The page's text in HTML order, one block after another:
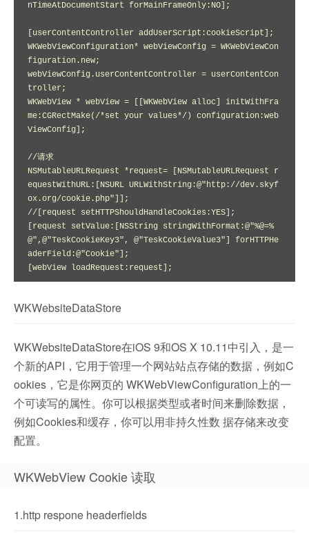
nTimeAtDocumentStart forMainFrameOnly:NO];
[userContentController addUserScript:cookieScript];
WKWebViewConfiguration* webViewConfig = WKWebViewCon
figuration.new;
webViewConfig.userContentController = userContentCon
troller;
WKWebView * webView = [[WKWebView alloc] initWithFra
me:CGRectMake(/*set your values*/) configuration:web
ViewConfig];
//请求
NSMutableURLRequest *request= [NSMutableURLRequest r
equestWithURL:[NSURL URLWithString:@"http://dev.skyf
ox.org/cookie.php"]];
//[request setHTTPShouldHandleCookies:YES];
[request setValue:[NSString stringWithFormat:@"%@=%
@",@"TeskCookieKey3", @"TeskCookieValue3"] forHTTPHe
aderField:@"Cookie"];
WKWebsiteDataStore
WKWebsiteDataStore在iOS 9和OS X 10.11中引入，是一
个新的API，它用于管理一个网站站点存储的数据，例如C
ookies，它是你网页的 WKWebViewConfiguration上的一
个可读写的属性。你可以根据类型或者时间来删除数据，
例如Cookies和缓存，你可以用非持久性数 据存储来改变
配置。
WKWebView Cookie 读取
1.http respone headerfields